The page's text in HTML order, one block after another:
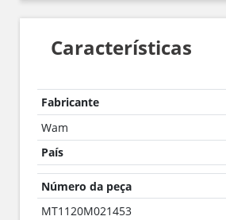
Características
Fabricante
Wam
País
Número da peça
MT1120M021453